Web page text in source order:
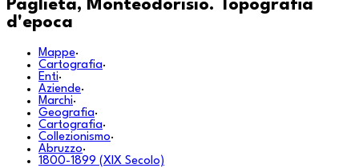
Paglieta, Monteodorisio. Topografia
d'epoca
Mappe·
Cartografia·
Enti·
Aziende·
Marchi·
Geografia·
Cartografia·
Collezionismo·
Abruzzo·
1800-1899 (XIX Secolo)